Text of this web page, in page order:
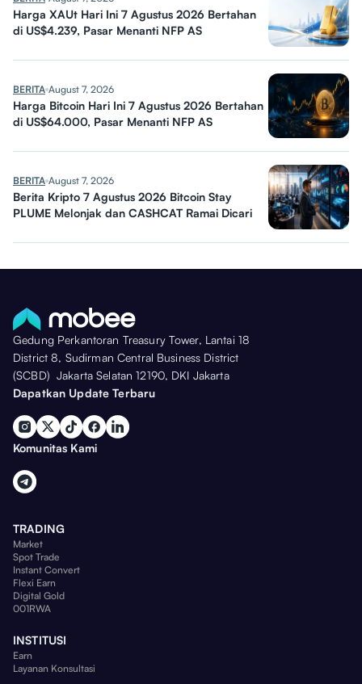
Harga XAUt Hari Ini 7 Agustus 2026 Bertahan
di US$4.239, Pasar Menanti NFP AS
BERITA August 7, 2026
Harga Bitcoin Hari Ini 7 Agustus 2026 Bertahan
di US$64.000, Pasar Menanti NFP AS
BERITA August 7, 2026
Berita Kripto 7 Agustus 2026 Bitcoin Stay
PLUME Melonjak dan CASHCAT Ramai Dicari
Gedung Perkantoran Treasury Tower, Lantai 18
District 8, Sudirman Central Business District
(SCBD) Jakarta Selatan 12190, DKI Jakarta
Dapatkan Update Terbaru
Komunitas Kami
TRADING
Market
Spot Trade
Instant Convert
Flexi Earn
Digital Gold
001RWA
INSTITUSI
Earn
Layanan Konsultasi